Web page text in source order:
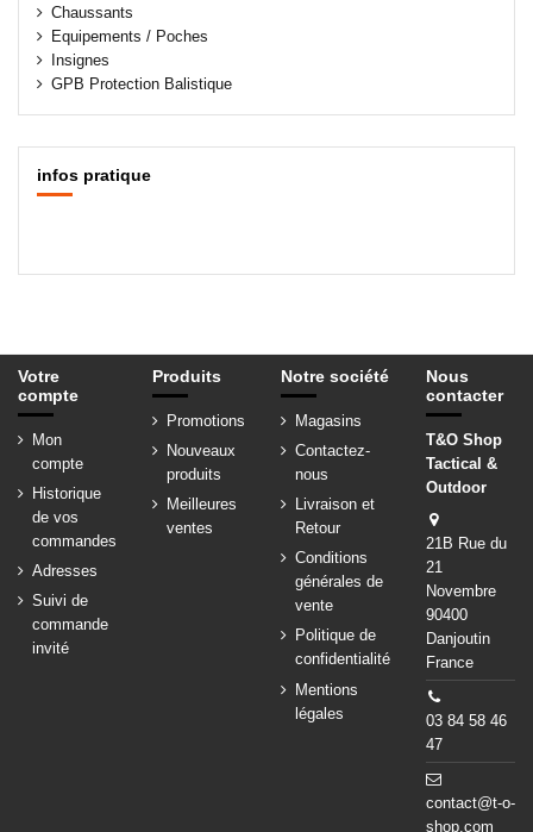
Chaussants
Equipements / Poches
Insignes
GPB Protection Balistique
infos pratique
Votre
compte
Mon
compte
Historique
de vos
commandes
Adresses
Suivi de
commande
invité
Produits
Promotions
Nouveaux
produits
Meilleures
ventes
Notre société
Magasins
Contactez-
nous
Livraison et
Retour
Conditions
générales de
vente
Politique de
confidentialité
Mentions
légales
Nous
contacter
T&O Shop
Tactical &
Outdoor
21B Rue du
21
Novembre
90400
Danjoutin
France
03 84 58 46
47
contact@t-o-
shop.com